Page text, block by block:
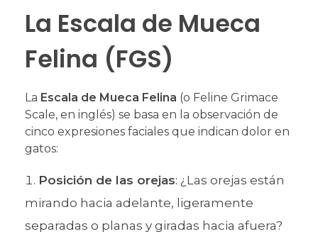
La Escala de Mueca
Felina (FGS)
La Escala de Mueca Felina (o Feline Grimace
Scale, en inglés) se basa en la observación de
cinco expresiones faciales que indican dolor en
gatos:
Posición de las orejas: ¿Las orejas están
mirando hacia adelante, ligeramente
separadas o planas y giradas hacia afuera?